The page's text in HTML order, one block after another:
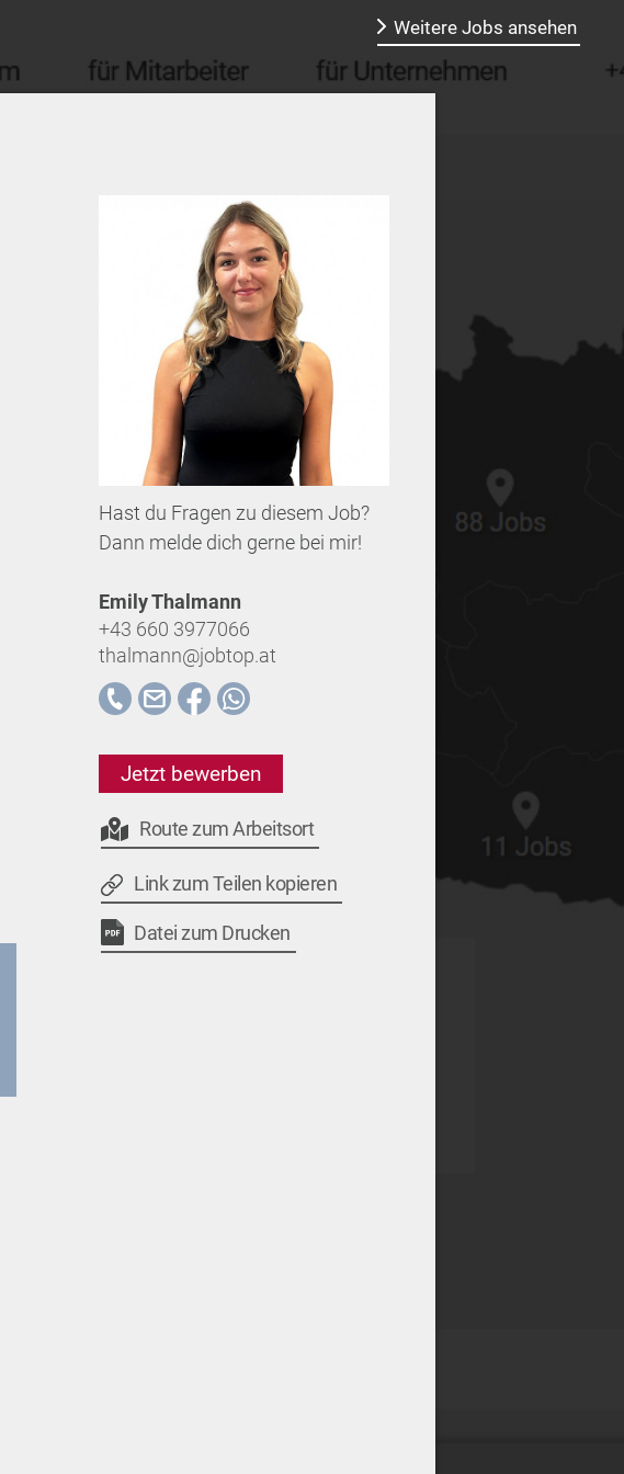
Weitere Jobs ansehen
Hast du Fragen zu diesem Job?
Dann melde dich gerne bei mir!
Emily Thalmann
+43 660 3977066
thalmann@jobtop.at
Jetzt bewerben
Route zum Arbeitsort
Link zum Teilen kopieren
Datei zum Drucken